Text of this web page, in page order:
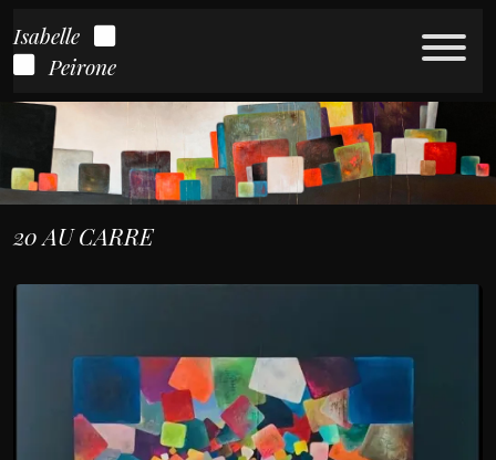
Isabelle
Peirone
20 AU CARRE